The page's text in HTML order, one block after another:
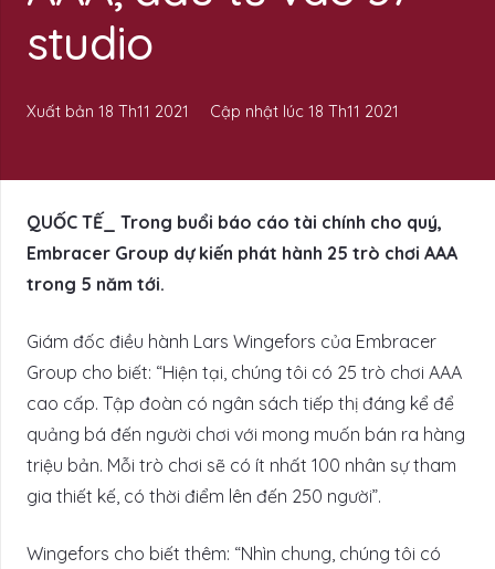
studio
Xuất bản 18 Th11 2021 Cập nhật lúc18 Th11 2021
QUỐC TẾ_ Trong buổi báo cáo tài chính cho quý,
Embracer Group dự kiến phát hành 25 trò chơi AAA
trong 5 năm tới.
Giám đốc điều hành Lars Wingefors của Embracer
Group cho biết: “Hiện tại, chúng tôi có 25 trò chơi AAA
cao cấp. Tập đoàn có ngân sách tiếp thị đáng kể để
quảng bá đến người chơi với mong muốn bán ra hàng
triệu bản. Mỗi trò chơi sẽ có ít nhất 100 nhân sự tham
gia thiết kế, có thời điểm lên đến 250 người”.
Wingefors cho biết thêm: “Nhìn chung, chúng tôi có